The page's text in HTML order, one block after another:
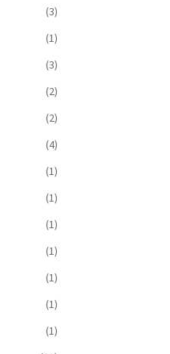
(3)
(1)
(3)
(2)
(2)
(4)
(1)
(1)
(1)
(1)
(1)
(1)
(1)